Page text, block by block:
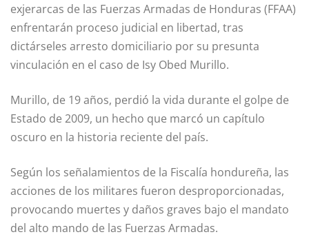
exjerarcas de las Fuerzas Armadas de Honduras (FFAA)
enfrentarán proceso judicial en libertad, tras
dictárseles arresto domiciliario por su presunta
vinculación en el caso de Isy Obed Murillo.
Murillo, de 19 años, perdió la vida durante el golpe de
Estado de 2009, un hecho que marcó un capítulo
oscuro en la historia reciente del país.
Según los señalamientos de la Fiscalía hondureña, las
acciones de los militares fueron desproporcionadas,
provocando muertes y daños graves bajo el mandato
del alto mando de las Fuerzas Armadas.